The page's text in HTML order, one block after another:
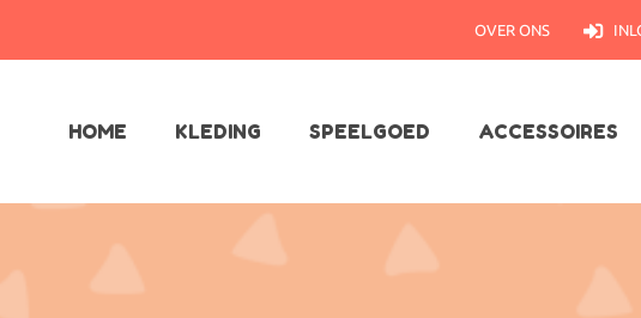
OVER ONS
HOME KLEDING SPEELGOED ACCESSOIRES